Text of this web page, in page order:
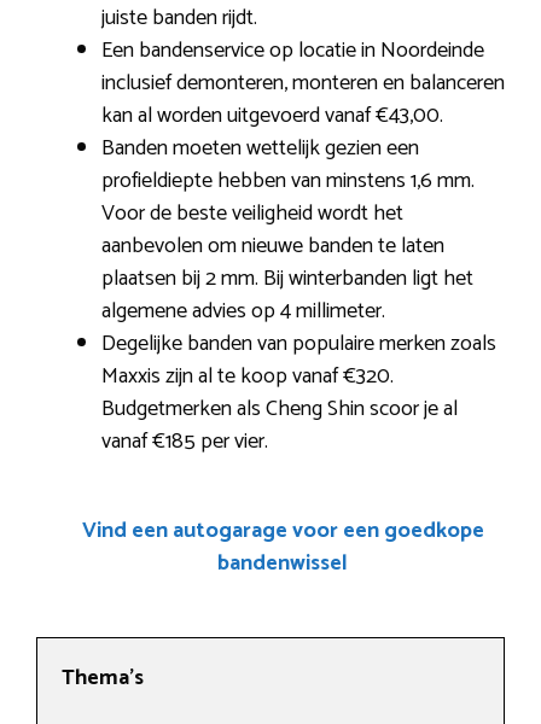
juiste banden rijdt.
Een bandenservice op locatie in Noordeinde
inclusief demonteren, monteren en balanceren
kan al worden uitgevoerd vanaf €43,00.
Banden moeten wettelijk gezien een
profieldiepte hebben van minstens 1,6 mm.
Voor de beste veiligheid wordt het
aanbevolen om nieuwe banden te laten
plaatsen bij 2 mm. Bij winterbanden ligt het
algemene advies op 4 millimeter.
Degelijke banden van populaire merken zoals
Maxxis zijn al te koop vanaf €320.
Budgetmerken als Cheng Shin scoor je al
vanaf €185 per vier.
Vind een autogarage voor een goedkope
bandenwissel
Thema’s